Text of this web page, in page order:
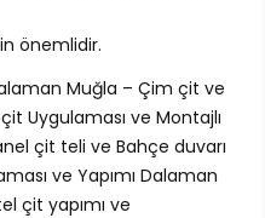
önemlidir.
Muğla – Çim çit ve
Uygulaması ve Montajlı
çit teli ve Bahçe duvarı
ve Yapımı Dalaman
çit yapımı ve